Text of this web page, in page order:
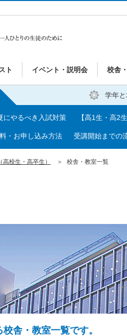
ト イベント・説明会 校舎
学年
にやるべき入試対策 【高1生・高2
・お申し込み方法 受講開始までの
高校生・高卒生） 校舎・教室一覧
舎・教室一覧です。